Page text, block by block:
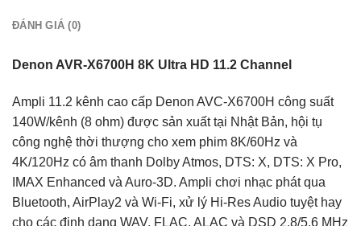
ĐÁNH GIÁ (0)
Denon AVR-X6700H 8K Ultra HD 11.2 Channel
Ampli 11.2 kênh cao cấp Denon AVC-X6700H công suất
140W/kênh (8 ohm) được sản xuất tại Nhật Bản, hội tụ
công nghệ thời thượng cho xem phim 8K/60Hz và
4K/120Hz có âm thanh Dolby Atmos, DTS: X, DTS: X Pro,
IMAX Enhanced và Auro-3D. Ampli chơi nhạc phát qua
Bluetooth, AirPlay2 và Wi-Fi, xử lý Hi-Res Audio tuyệt hay
cho các định dạng WAV, FLAC, ALAC và DSD 2,8/5,6 MHz